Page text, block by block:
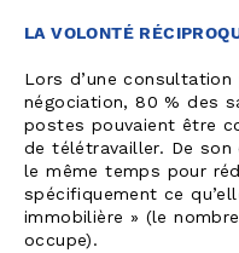
LA VOLONTÉ
Lors d’une
négociation, 80 % des
postes pouvaient être
de télétravailler. De
le même temps pour
spécifiquement ce
immobilière » (le
occupe).